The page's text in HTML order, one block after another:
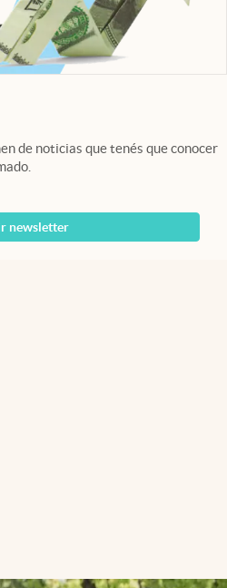
de noticias que tenés que conocer
newsletter